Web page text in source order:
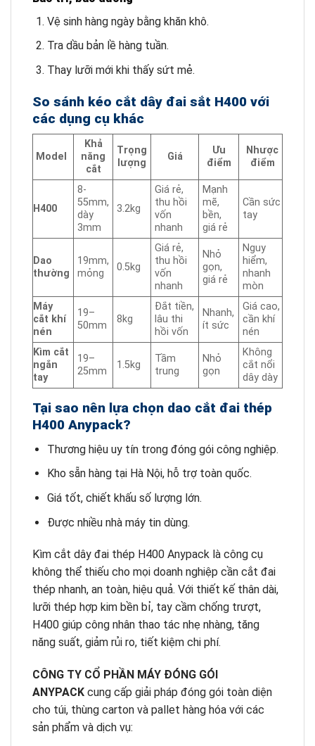
Vệ sinh hàng ngày bằng khăn khô.
Tra dầu bản lề hàng tuần.
Thay lưỡi mới khi thấy sứt mẻ.
So sánh kéo cắt dây đai sắt H400 với
các dụng cụ khác
Model
Khả
năng
cắt
Trọng
lượng
Giá
Ưu
điểm
Nhược
điểm
H400
8-
55mm,
dày
3mm
3.2kg
Giá rẻ,
thu hồi
vốn
nhanh
Mạnh
mẽ,
bền,
giá rẻ
Cần sức
tay
Dao
thường
19mm,
mỏng
0.5kg
Giá rẻ,
thu hồi
vốn
nhanh
Nhỏ
gọn,
giá rẻ
Nguy
hiểm,
nhanh
mòn
Máy
cắt khí
nén
19–
50mm
8kg
Đắt tiền,
lâu thi
hồi vốn
Nhanh,
ít sức
Giá cao,
cần khí
nén
Kìm cắt
ngắn
tay
19–
25mm
1.5kg
Tầm
trung
Nhỏ
gọn
Không
cắt nổi
dây dày
Tại sao nên lựa chọn dao cắt đai thép
H400 Anypack?
Thương hiệu uy tín trong đóng gói công nghiệp.
Kho sẵn hàng tại Hà Nội, hỗ trợ toàn quốc.
Giá tốt, chiết khấu số lượng lớn.
Được nhiều nhà máy tin dùng.
Kìm cắt dây đai thép H400 Anypack là công cụ
không thể thiếu cho mọi doanh nghiệp cần cắt đai
thép nhanh, an toàn, hiệu quả. Với thiết kế thân dài,
lưỡi thép hợp kim bền bỉ, tay cầm chống trượt,
H400 giúp công nhân thao tác nhẹ nhàng, tăng
năng suất, giảm rủi ro, tiết kiệm chi phí.
CÔNG TY CỔ PHẦN MÁY ĐÓNG GÓI
ANYPACK cung cấp giải pháp đóng gói toàn diện
cho túi, thùng carton và pallet hàng hóa với các
sản phẩm và dịch vụ: